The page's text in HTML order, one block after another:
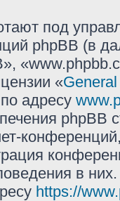
под
phpBB (в
«
адресу
phpBB
в
https://